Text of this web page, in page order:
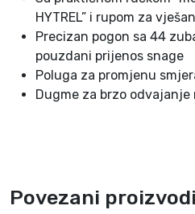
HYTREL” i rupom za
Precizan pogon sa 44
pouzdani prijenos snage
Poluga za promjenu
Dugme za brzo
Povezani proizvodi